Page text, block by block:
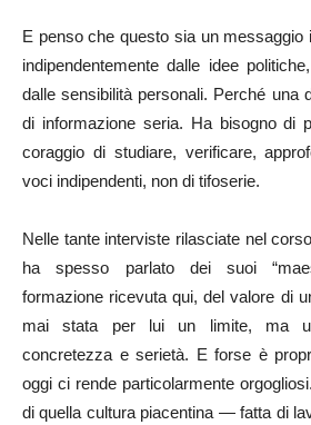
E penso che questo sia un messaggio
indipendentemente dalle idee
dalle sensibilità personali. Perché una
di informazione seria. Ha bisogno di
coraggio di studiare, verificare,
voci indipendenti, non di tifoserie.
Nelle tante interviste rilasciate nel
ha spesso parlato dei suoi
formazione ricevuta qui, del valore di
mai stata per lui un limite, ma
concretezza e serietà. E forse è
oggi ci rende particolarmente
di quella cultura piacentina — fatta di